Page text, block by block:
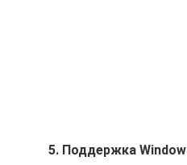
5. Поддержка